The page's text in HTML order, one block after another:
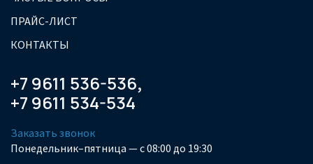
ПРАЙС-ЛИСТ
КОНТАКТЫ
+7 9611 536-536,
+7 9611 534-534
Заказать звонок
Понедельник–пятница — с 08:00 до 19:30